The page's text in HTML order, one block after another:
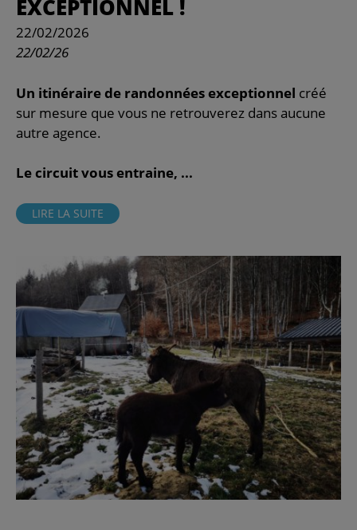
EXCEPTIONNEL !
22/02/2026
22/02/26
Un itinéraire de randonnées exceptionnel créé
sur mesure que vous ne retrouverez dans aucune
autre agence.
Le circuit vous entraine, ...
LIRE LA SUITE